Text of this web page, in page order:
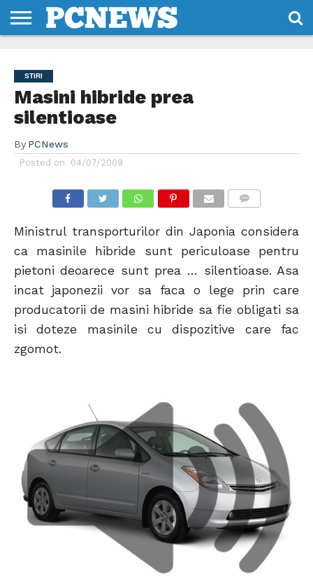
NOI
SI
CONDITII
STIRI
Masini hibride prea
silentioase
By PCNews
Posted on 04/07/2009
Ministrul transporturilor din Japonia considera
ca masinile hibride sunt periculoase pentru
pietoni deoarece sunt prea … silentioase. Asa
incat japonezii vor sa faca o lege prin care
producatorii de masini hibride sa fie obligati sa
isi doteze masinile cu dispozitive care fac
zgomot.